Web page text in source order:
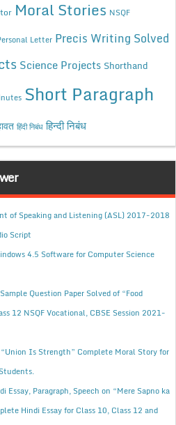
Moral Stories NSQF
Letter Precis Writing Solved
Science Projects Shorthand
Short Paragraph
हिंदी निबंध हिन्दी निबंध
of Speaking and Listening (ASL) 2017-2018
Script
4.5 Software for Computer Science
Question Paper Solved of “Food
12 NSQF Vocational, CBSE Session 2021-
Is Strength” Complete Moral Story for
Essay, Paragraph, Speech on “Mere Sapno ka
Hindi Essay for Class 10, Class 12 and